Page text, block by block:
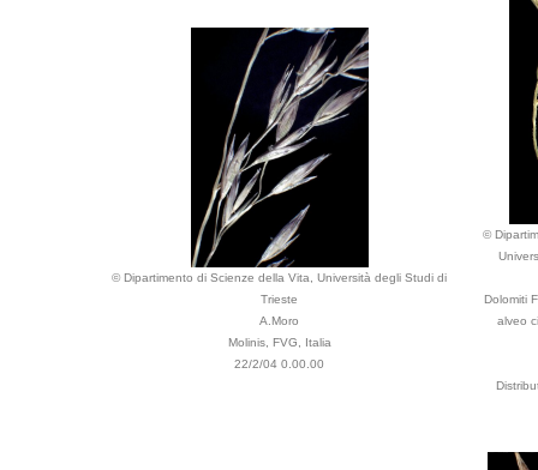
© Dipartimento di Scienze della Vita, Università degli Studi di
Trieste
A.Moro
Molinis, FVG, Italia
22/2/04 0.00.00
©
Dolomiti
alveo